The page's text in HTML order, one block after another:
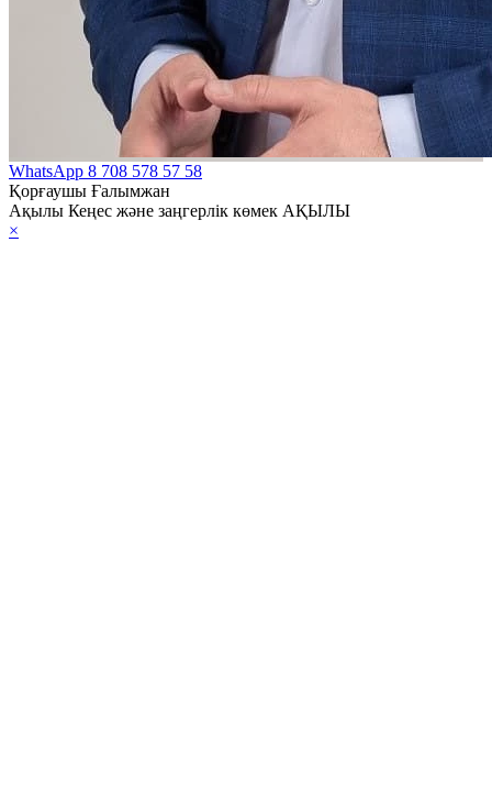
WhatsApp 8 708 578 57 58
Қорғаушы Ғалымжан
Ақылы Кеңес және заңгерлік көмек АҚЫЛЫ
×